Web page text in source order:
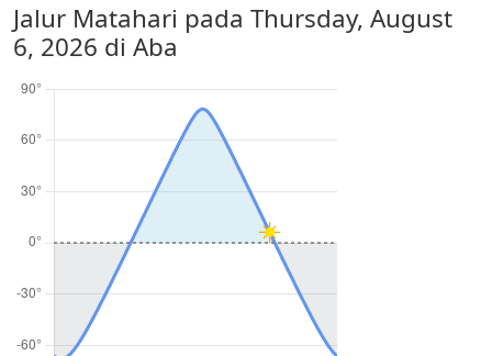
Jalur Matahari pada Thursday, August
6, 2026 di Aba